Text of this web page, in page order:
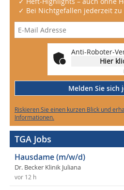
✓ Bei Nichtgefallen jederzeit zu
Anti-Roboter-
Hier
Melden Sie sich
Riskieren Sie einen kurzen Blick und
Informationen.
TGA Jobs
Hausdame (m/w/d)
Dr. Becker Klinik Juliana
vor 12 h